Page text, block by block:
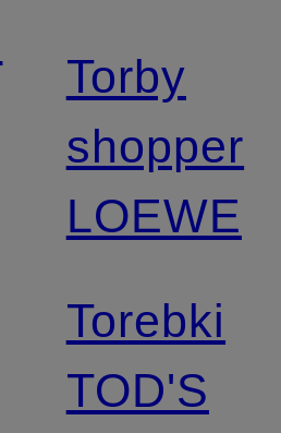
Torby
shopper
LOEWE
Torebki
TOD'S